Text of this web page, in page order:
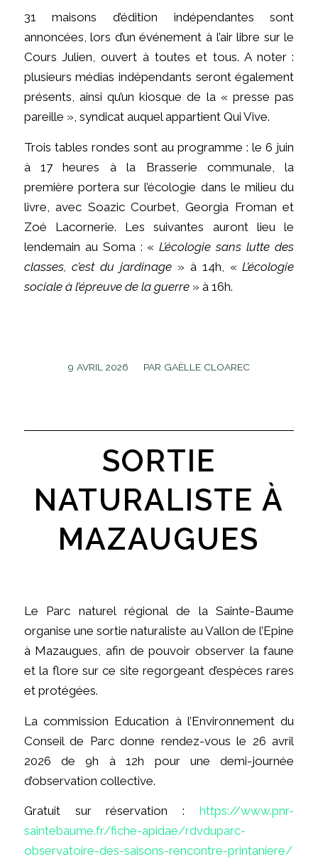
31 maisons d’édition indépendantes sont
annoncées, lors d’un événement à l’air libre sur le
Cours Julien, ouvert à toutes et tous. A noter :
plusieurs médias indépendants seront également
présents, ainsi qu’un kiosque de la « presse pas
pareille », syndicat auquel appartient Qui Vive.
Trois tables rondes sont au programme : le 6 juin
à 17 heures à la Brasserie communale, la
première portera sur l’écologie dans le milieu du
livre, avec Soazic Courbet, Georgia Froman et
Zoé Lacornerie. Les suivantes auront lieu le
lendemain au Soma : «L’écologie sans lutte des
classes, c’est du jardinage » à 14h, «L’écologie
sociale à l’épreuve de la guerre » à 16h.
9 AVRIL 2026
/ PAR GAËLLE CLOAREC
SORTIE
NATURALISTE À
MAZAUGUES
Le Parc naturel régional de la Sainte-Baume
organise une sortie naturaliste au Vallon de l’Epine
à Mazaugues, afin de pouvoir observer la faune
et la flore sur ce site regorgeant d’espèces rares
et protégées.
La commission Education à l’Environnement du
Conseil de Parc donne rendez-vous le 26 avril
2026 de 9h à 12h pour une demi-journée
d’observation collective.
Gratuit sur réservation :https://www.pnr-
saintebaume.fr/fiche-apidae/rdvduparc-
observatoire-des-saisons-rencontre-printaniere/